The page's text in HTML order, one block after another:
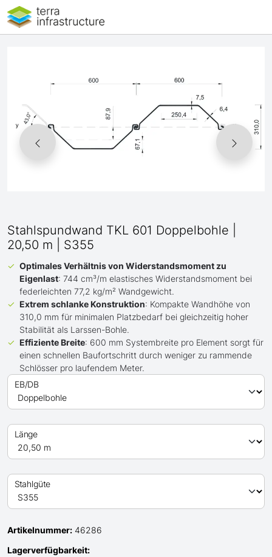
Stahlspundwand TKL 601 Doppelbohle |
20,50 m | S355
Optimales Verhältnis von Widerstandsmoment zu
Eigenlast: 744 cm³/m elastisches Widerstandsmoment bei
federleichten 77,2 kg/m² Wandgewicht.
Extrem schlanke Konstruktion: Kompakte Wandhöhe von
310,0 mm für minimalen Platzbedarf bei gleichzeitig hoher
Stabilität als Larssen-Bohle.
Effiziente Breite: 600 mm Systembreite pro Element sorgt für
einen schnellen Baufortschritt durch weniger zu rammende
Schlösser pro laufendem Meter.
EB/DB
Länge
Stahlgüte
Artikelnummer: 46286
Lagerverfügbarkeit: